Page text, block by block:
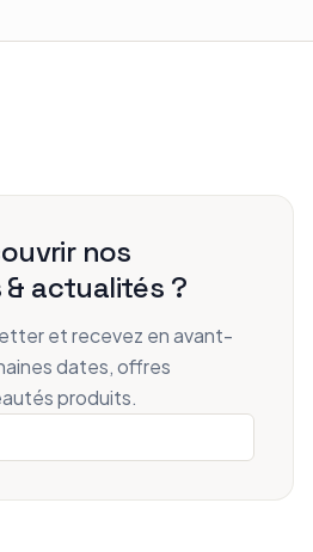
nos
actualités ?
et recevez en avant-
dates, offres
produits.